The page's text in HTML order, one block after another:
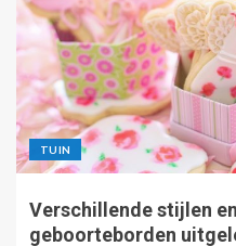
TUIN
Verschillende stijlen
geboorteborden